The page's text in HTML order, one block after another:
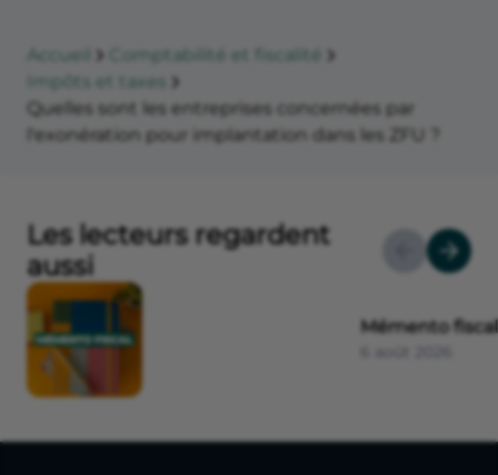
Accueil
Comptabilité et fiscalité
Impôts et taxes
Quelles sont les entreprises concernées par
l'exonération pour implantation dans les ZFU ?
Les lecteurs regardent
aussi
Mémento fiscal